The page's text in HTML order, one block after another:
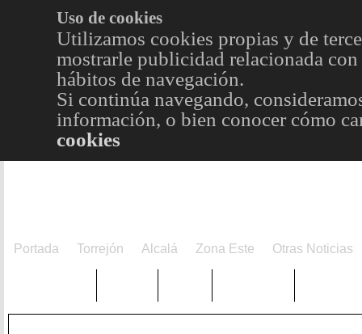
Uso de cookies
Utilizamos cookies propias y de
mostrarle publicidad relacionada
hábitos de navegación.
Si continúa navegando,
información, o bien conocer cómo
cookies
Portada Torrejón Alcalá Zona Este Otras Noticias